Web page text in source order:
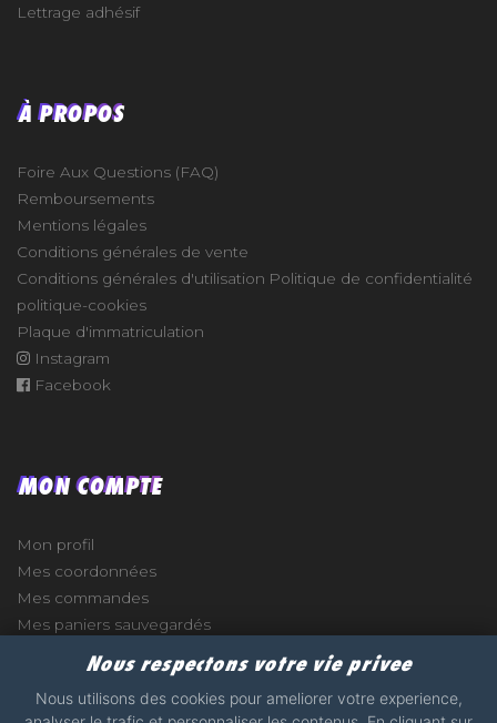
Lettrage adhésif
À PROPOS
Foire Aux Questions (FAQ)
Remboursements
Mentions légales
Conditions générales de vente
Conditions générales d'utilisation Politique de confidentialité
politique-cookies
Plaque d'immatriculation
Instagram
Facebook
MON COMPTE
Mon profil
Mes coordonnées
Mes commandes
Mes paniers sauvegardés
Nous respectons votre vie privee
Nous utilisons des cookies pour ameliorer votre experience,